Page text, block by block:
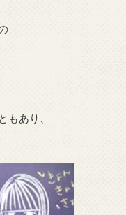
もあり、